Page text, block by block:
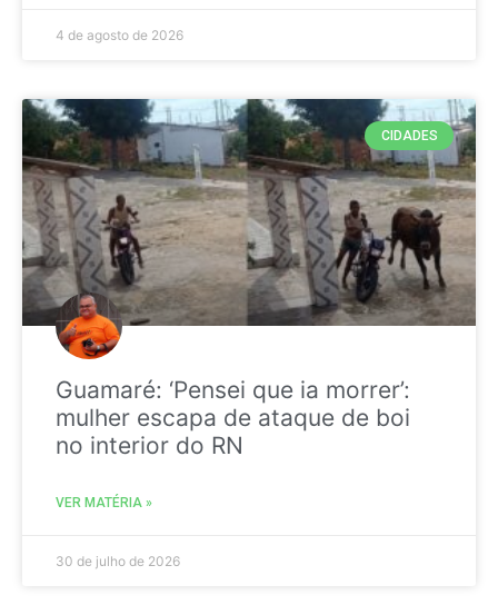
4 de agosto de 2026
CIDADES
Guamaré: ‘Pensei que ia morrer’:
mulher escapa de ataque de boi
no interior do RN
VER MATÉRIA »
30 de julho de 2026